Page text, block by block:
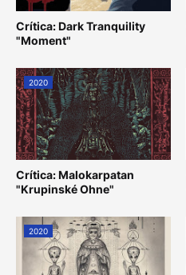
Crítica: Dark Tranquility
"Moment"
2020
Crítica: Malokarpatan
"Krupinské Ohne"
2020